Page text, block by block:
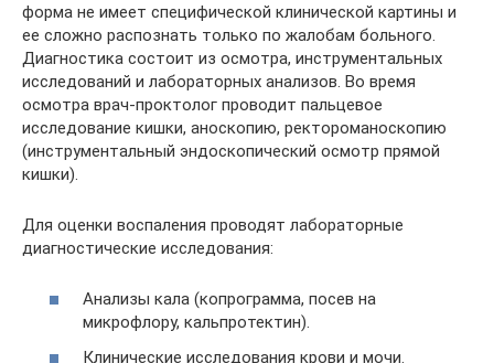
форма не имеет специфической клинической картины и
ее сложно распознать только по жалобам больного.
Диагностика состоит из осмотра, инструментальных
исследований и лабораторных анализов. Во время
осмотра врач-проктолог проводит пальцевое
исследование кишки, аноскопию, ректороманоскопию
(инструментальный эндоскопический осмотр прямой
кишки).
Для оценки воспаления проводят лабораторные
диагностические исследования:
Анализы кала (копрограмма, посев на
микрофлору, кальпротектин).
Клинические исследования крови и мочи.